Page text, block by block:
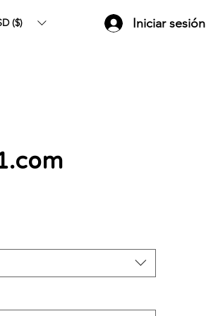
($) Iniciar sesión